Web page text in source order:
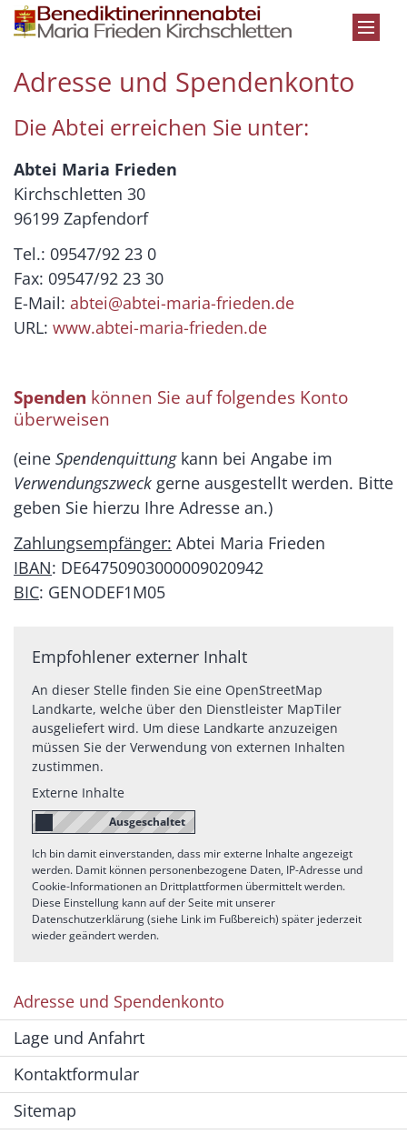
Zum Inhalt springen
Adresse und Spendenkonto
Die Abtei erreichen Sie unter:
Abtei Maria Frieden
Kirchschletten 30
96199 Zapfendorf
Tel.: 09547/92 23 0
Fax: 09547/92 23 30
E-Mail: abtei@abtei-maria-frieden.de
URL: www.abtei-maria-frieden.de
Spenden können Sie auf folgendes Konto
überweisen
(eine Spendenquittungkann bei Angabe im
Verwendungszweck gerne ausgestellt werden. Bitte
geben Sie hierzu Ihre Adresse an.)
Zahlungsempfänger: Abtei Maria Frieden
IBAN: DE64750903000009020942
BIC: GENODEF1M05
Empfohlener externer Inhalt
An dieser Stelle finden Sie eine OpenStreetMap
Landkarte, welche über den Dienstleister MapTiler
ausgeliefert wird. Um diese Landkarte anzuzeigen
müssen Sie der Verwendung von externen Inhalten
zustimmen.
Externe Inhalte
Ich bin damit einverstanden, dass mir externe Inhalte angezeigt
werden. Damit können personenbezogene Daten, IP-Adresse und
Cookie-Informationen an Drittplattformen übermittelt werden.
Diese Einstellung kann auf der Seite mit unserer
Datenschutzerklärung (siehe Link im Fußbereich) später jederzeit
wieder geändert werden.
Adresse und Spendenkonto
Lage und Anfahrt
Kontaktformular
Sitemap